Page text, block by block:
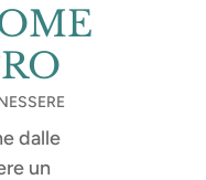
dalle
un